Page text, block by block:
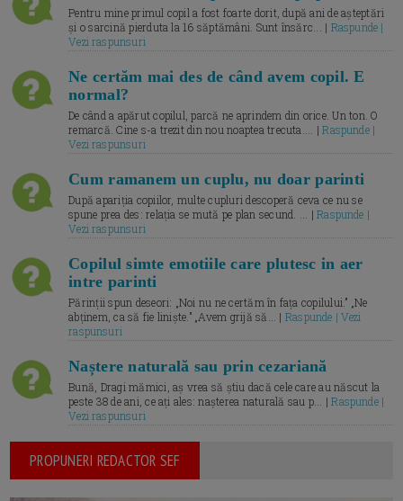
Pentru mine primul copil a fost foarte dorit, după ani de așteptări
și o sarcină pierduta la 16 săptămâni. Sunt însărc... | Raspunde |
Vezi raspunsuri
Ne certăm mai des de când avem copil. E
normal?
De când a apărut copilul, parcă ne aprindem din orice. Un ton. O
remarcă. Cine s-a trezit din nou noaptea trecuta.... |Raspunde |
Vezi raspunsuri
Cum ramanem un cuplu, nu doar parinti
După apariția copiilor, multe cupluri descoperă ceva ce nu se
spune prea des: relația se mută pe plan secund. ... |Raspunde |
Vezi raspunsuri
Copilul simte emotiile care plutesc in aer
intre parinti
Părinții spun deseori: „Noi nu ne certăm în fața copilului.” „Ne
abținem, ca să fie liniște.” „Avem grijă să... | Raspunde | Vezi
raspunsuri
Naștere naturală sau prin cezariană
Bună, Dragi mămici, aș vrea să știu dacă cele care au născut la
peste 38 de ani, ce ați ales: nașterea naturală sau p... |Raspunde |
Vezi raspunsuri
PROPUNERI REDACTOR SEF